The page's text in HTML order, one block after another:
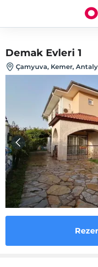
Demak Evleri 1
Çamyuva, Kemer,